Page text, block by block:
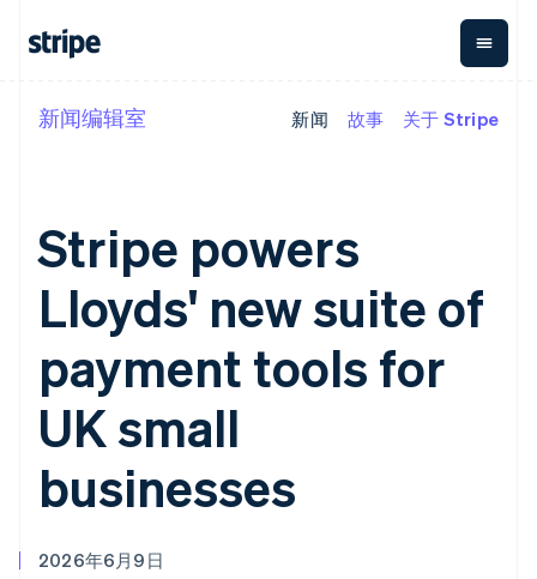
支付
Managed
Payments
备案商家解决
方案
Payment links
无代码支付
Checkout
预构建支付界
面
Elements
灵活的 UI 组件
支付方式
Terminal
按用量计费
Subscriptions
订阅管理
一次性或定期
账单
Tax
税自动化
Revenue
Recognition
资金管
方打款
Crypto
稳定币
发行和
平台
按应用场景
加密货币
电子商务
财务自动化
全球化企业
交易市场
资金管理
指南
接受线上付款
构建平台或交易市场
管理订阅
发行稳定币支持的支付卡
使用代理预配和管理服务
支持
获取支持
管理支持方案
公司
新闻编辑室 新闻 故事 关于 Stripe
Stripe powers
Lloyds' new suite of
payment tools for
UK small
businesses
2026年6月9日
English
奥地利
澳大利亚
English
比利时
Nederlands FrançaisDeutschEnglish
波兰
English
English
德国
Deutsch
法国
芬兰
NederlandsEnglish